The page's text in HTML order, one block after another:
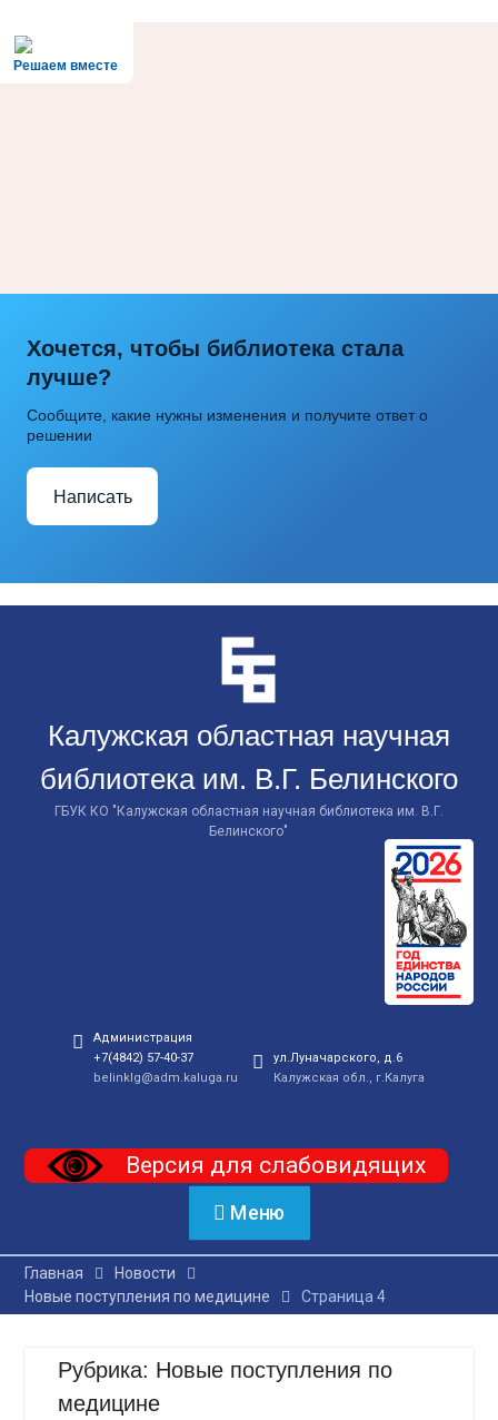
Решаем вместе
Хочется, чтобы библиотека стала
лучше?
Сообщите, какие нужны изменения и получите ответ о
решении
Написать
Калужская областная научная
библиотека им. В.Г. Белинского
ГБУК КО "Калужская областная научная библиотека им. В.Г.
Белинского"
Администрация
+7(4842) 57-40-37
belinklg@adm.kaluga.ru
ул.Луначарского, д.6
Калужская обл., г.Калуга
Версия для слабовидящих
Меню
Главная
Новости
Новые поступления по медицине
Страница 4
Рубрика: Новые поступления по
медицине